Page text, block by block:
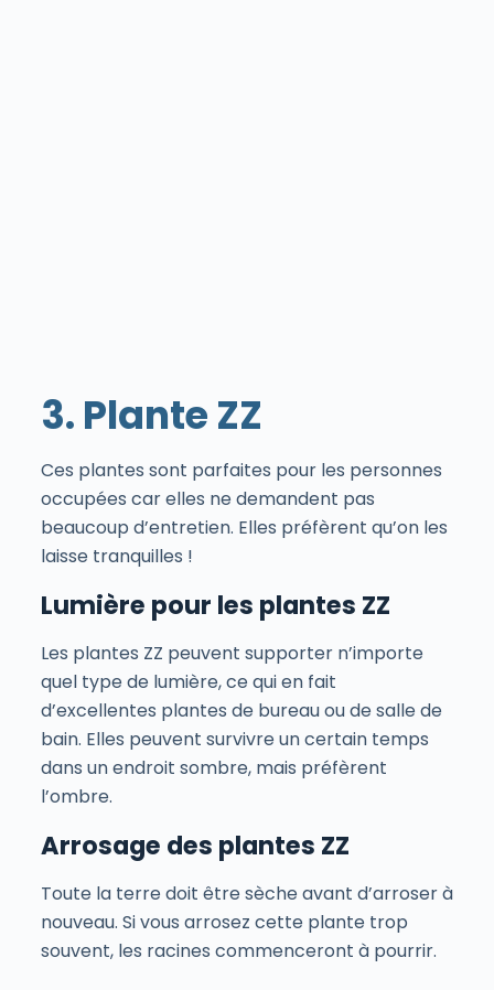
3. Plante ZZ
Ces plantes sont parfaites pour les personnes
occupées car elles ne demandent pas
beaucoup d’entretien. Elles préfèrent qu’on les
laisse tranquilles !
Lumière pour les plantes ZZ
Les plantes ZZ peuvent supporter n’importe
quel type de lumière, ce qui en fait
d’excellentes plantes de bureau ou de salle de
bain. Elles peuvent survivre un certain temps
dans un endroit sombre, mais préfèrent
l’ombre.
Arrosage des plantes ZZ
Toute la terre doit être sèche avant d’arroser à
nouveau. Si vous arrosez cette plante trop
souvent, les racines commenceront à pourrir.